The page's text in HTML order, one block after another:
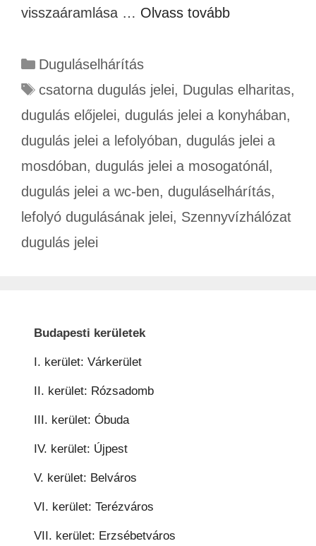
visszaáramlása … Olvass tovább
Duguláselhárítás
csatorna dugulás jelei, Dugulas elharitas,
dugulás előjelei, dugulás jelei a konyhában,
dugulás jelei a lefolyóban, dugulás jelei a
mosdóban, dugulás jelei a mosogatónál ,
dugulás jelei a wc-ben, duguláselhárítás,
lefolyó dugulásának jelei, Szennyvízhálózat
dugulás jelei
Budapesti kerületek
I. kerület: Várkerület
II. kerület: Rózsadomb
III. kerület: Óbuda
IV. kerület: Újpest
V. kerület: Belváros
VI. kerület: Terézváros
VII. kerület: Erzsébetváros